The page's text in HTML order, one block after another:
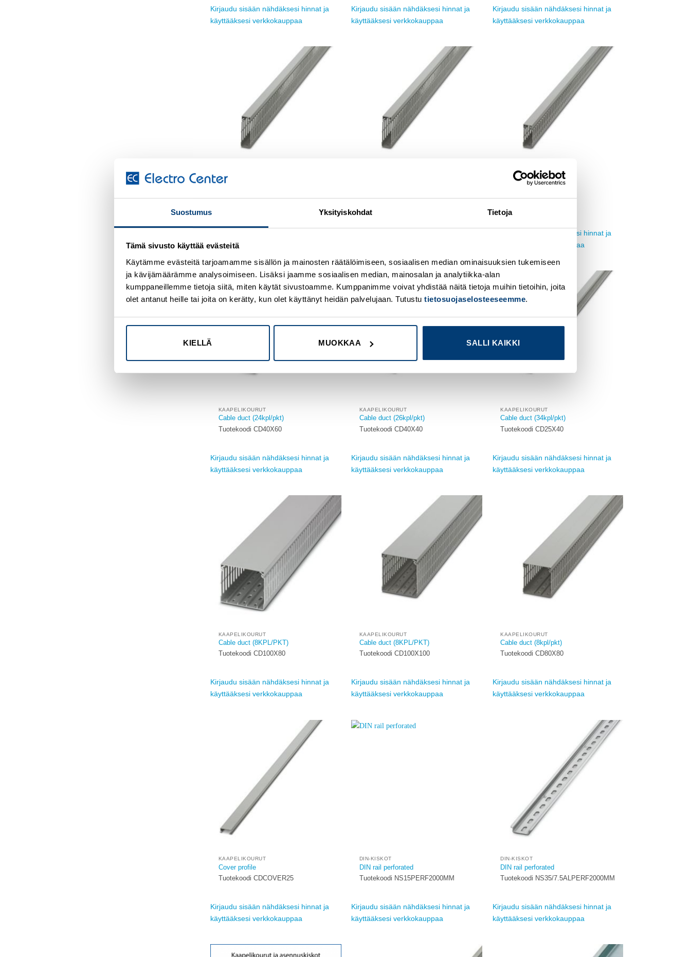
Suostumus Yksityiskohdat Tietoja
Tämä sivusto käyttää evästeitä
Käytämme evästeitä tarjoamamme sisällön ja mainosten räätälöimiseen, sosiaalisen median ominaisuuksien tukemiseen
ja kävijämäärämme analysoimiseen. Lisäksi jaamme sosiaalisen median, mainosalan ja analytiikka-alan
kumppaneillemme tietoja siitä, miten käytät sivustoamme. Kumppanimme voivat yhdistää näitä tietoja muihin tietoihin, joita
olet antanut heille tai joita on kerätty, kun olet käyttänyt heidän palvelujaan. Tutustu tietosuojaselosteeseemme.
KIELLÄ MUOKKAA SALLI KAIKKI
Kirjaudu sisään nähdäksesi hinnat ja
käyttääksesi verkkokauppaa
Kirjaudu sisään nähdäksesi hinnat ja
käyttääksesi verkkokauppaa
Kirjaudu sisään nähdäksesi hinnat ja
käyttääksesi verkkokauppaa
KAAPELIKOURUT
käyttääksesi verkkokauppaa
KAAPELIKOURUT
Kirjaudu sisään nähdäksesi hinnat ja
käyttääksesi verkkokauppaa
Add to
wishlist
KAAPELIKOURUT
Cable duct (24kpl/pkt)
Tuotekoodi CD40X60
Kirjaudu sisään nähdäksesi hinnat ja
käyttääksesi verkkokauppaa
Add to
wishlist
KAAPELIKOURUT
Cable duct (26kpl/pkt)
Tuotekoodi CD40X40
Kirjaudu sisään nähdäksesi hinnat ja
käyttääksesi verkkokauppaa
KAAPELIKOURUT
Cable duct (34kpl/pkt)
Tuotekoodi CD25X40
Kirjaudu sisään nähdäksesi hinnat ja
käyttääksesi verkkokauppaa
Add to
wishlist
KAAPELIKOURUT
Cable duct (8KPL/PKT)
Tuotekoodi CD100X80
Kirjaudu sisään nähdäksesi hinnat ja
käyttääksesi verkkokauppaa
Add to
wishlist
KAAPELIKOURUT
Cable duct (8KPL/PKT)
Tuotekoodi CD100X100
Kirjaudu sisään nähdäksesi hinnat ja
käyttääksesi verkkokauppaa
Add to
wishlist
KAAPELIKOURUT
Cable duct (8kpl/pkt)
Tuotekoodi CD80X80
Kirjaudu sisään nähdäksesi hinnat ja
käyttääksesi verkkokauppaa
KAAPELIKOURUT
Cover profile
Tuotekoodi CDCOVER25
Kirjaudu sisään nähdäksesi hinnat ja
käyttääksesi verkkokauppaa
DIN-KISKOT
DIN rail perforated
Tuotekoodi NS15PERF2000MM
Kirjaudu sisään nähdäksesi hinnat ja
käyttääksesi verkkokauppaa
Add to
DIN-KISKOT
DIN rail perforated
Tuotekoodi NS35/7.5ALPERF2000MM
Kirjaudu sisään nähdäksesi hinnat ja
käyttääksesi verkkokauppaa